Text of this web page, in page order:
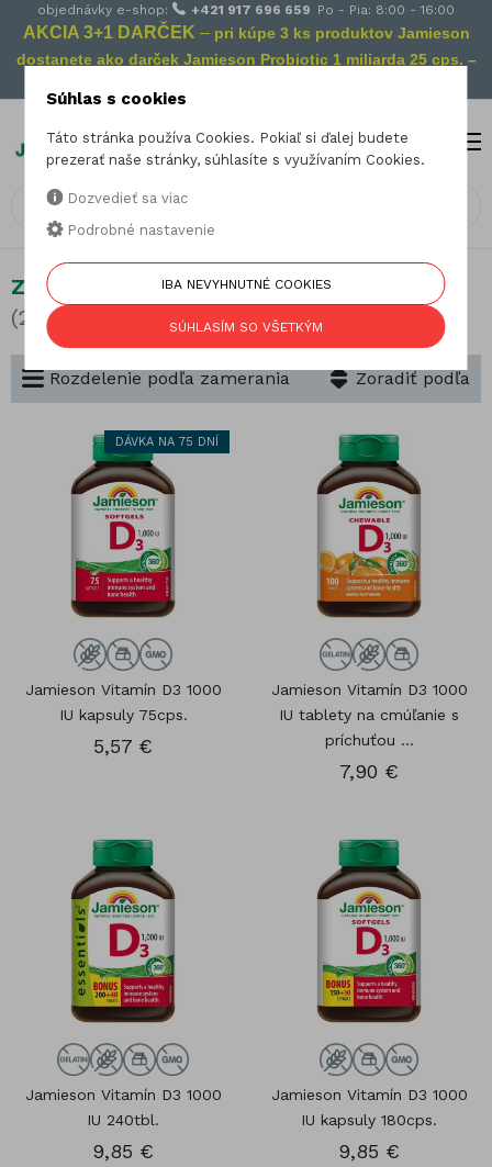
objednávky e-shop: +421 917 696 659 Po - Pia: 8:00 - 16:00
AKCIA 3+1 DARČEK – pri kúpe 3 ks produktov Jamieson
dostanete ako darček Jamieson Probiotic 1 miliarda 25 cps. –
0
Zdravé starnutie
(23 produktov)
Zoradiť podľa
Rozdelenie podľa zamerania
DÁVKA NA 75 DNÍ
Jamieson Vitamín D3 1000
IU kapsuly 75cps.
5,57 €
Jamieson Vitamín D3 1000
IU tablety na cmúľanie s
príchuťou ...
7,90 €
Jamieson Vitamín D3 1000
IU 240tbl.
9,85 €
Jamieson Vitamín D3 1000
IU kapsuly 180cps.
9,85 €
Súhlas s cookies
Táto stránka používa Cookies. Pokiaľ si ďalej budete
prezerať naše stránky, súhlasíte s využívaním Cookies.
Dozvedieť sa viac
Podrobné nastavenie
IBA NEVYHNUTNÉ COOKIES
SÚHLASÍM SO VŠETKÝM